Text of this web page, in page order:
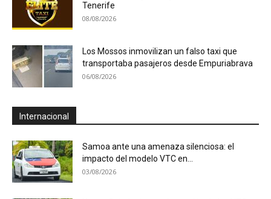
Tenerife
08/08/2026
Los Mossos inmovilizan un falso taxi que
transportaba pasajeros desde Empuriabrava
06/08/2026
Internacional
Samoa ante una amenaza silenciosa: el
impacto del modelo VTC en...
03/08/2026